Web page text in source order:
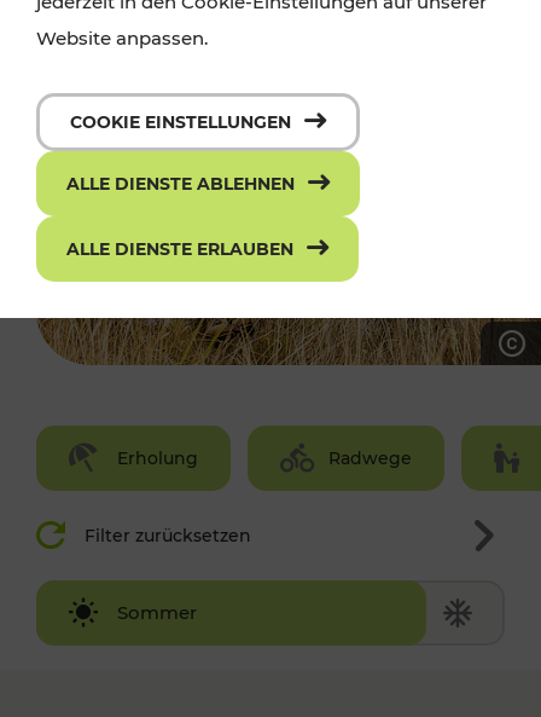
Erholung Radwege
Filter zurücksetzen
Sommer
Winter
Website anpassen.
COOKIE EINSTELLUNGEN
ALLE DIENSTE ABLEHNEN
ALLE DIENSTE ERLAUBEN